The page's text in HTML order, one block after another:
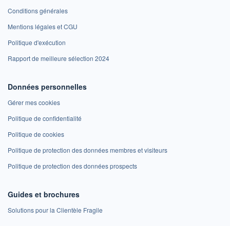
Conditions générales
Mentions légales et CGU
Politique d'exécution
Rapport de meilleure sélection 2024
Données personnelles
Gérer mes cookies
Politique de confidentialité
Politique de cookies
Politique de protection des données membres et visiteurs
Politique de protection des données prospects
Guides et brochures
Solutions pour la Clientèle Fragile